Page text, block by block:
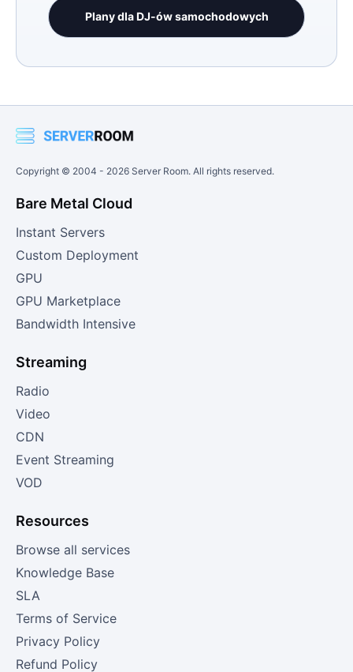
Plany dla DJ-ów samochodowych
Copyright © 2004 - 2026 Server Room. All rights reserved.
Bare Metal Cloud
Instant Servers
Custom Deployment
GPU
GPU Marketplace
Bandwidth Intensive
Streaming
Radio
Video
CDN
Event Streaming
VOD
Resources
Browse all services
Knowledge Base
SLA
Terms of Service
Privacy Policy
Refund Policy